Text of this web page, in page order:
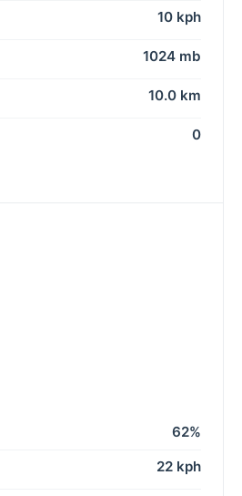
10 kph
1024 mb
10.0 km
0
62%
22 kph